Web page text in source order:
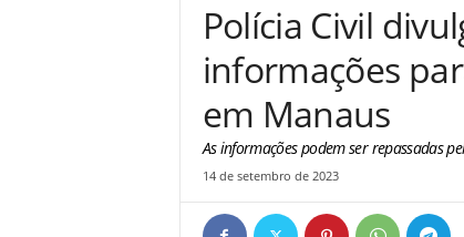
Polícia Civil
informações
em Manaus
As informações podem ser repassadas
14 de setembro de 2023